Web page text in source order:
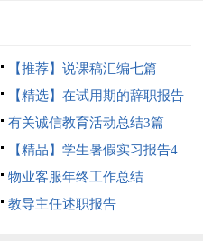
【推荐】说课稿汇编七篇
【精选】在试用期的辞职报告
范文集锦10篇
有关诚信教育活动总结3篇
【精品】学生暑假实习报告4
篇物业客服年终工作总结
教导主任述职报告